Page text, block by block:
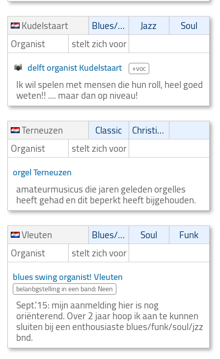
Kudelstaart
Blues/Swing Jazz
Soul
Organist
stelt zich voor
delft organist Kudelstaart +voc
Ik wil spelen met mensen die hun roll, heel goed
weten!! .... maar dan op niveau!
Terneuzen
Classic
Christian
Organist
stelt zich voor
orgel Terneuzen
amateurmusicus die jaren geleden orgelles
heeft gehad en dit beperkt heeft bijgehouden.
Vleuten
Blues/Swing Soul
Funk
Organist
stelt zich voor
blues swing organist! Vleuten
belanbgstelling in een band: Neen
Sept.'15: mijn aanmelding hier is nog
oriënterend. Over 2 jaar hoop ik aan te kunnen
sluiten bij een enthousiaste blues/funk/soul/jzz
bnd.